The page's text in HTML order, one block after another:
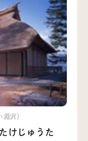
沢）
けじゅうた